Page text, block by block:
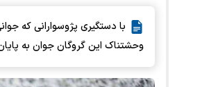
با دستگیری پژوسوارانی که
وحشتناک این گروگان جوان به